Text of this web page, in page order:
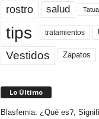
rostro salud
tips tratamientos
Vestidos Zapatos
Lo Último
Blasfemia: ¿Qué es?,